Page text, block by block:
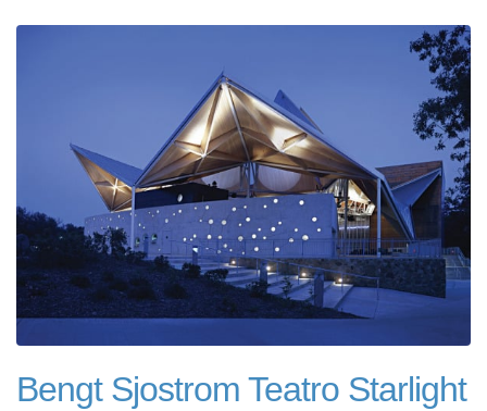
Bengt Sjostrom Teatro Starlight